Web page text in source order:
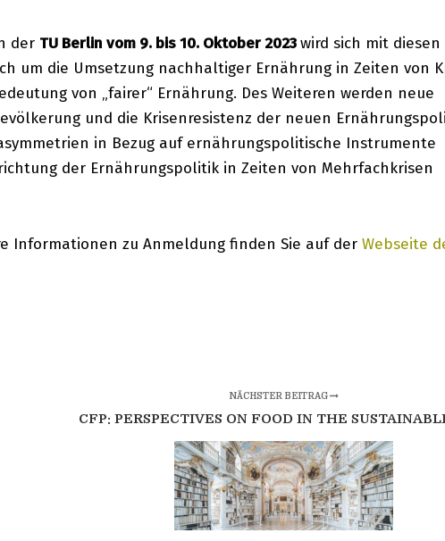
der TU Berlin vom 9. bis 10. Oktober 2023wird sich mit diesen
um die Umsetzung nachhaltiger Ernährung in Zeiten von
von „fairer“ Ernährung. Des Weiteren werden neue
und die Krisenresistenz der neuen
in Bezug auf ernährungspolitische Instrumente
der Ernährungspolitik in Zeiten von Mehrfachkrisen
Informationen zu Anmeldung finden Sie auf der Webseite
NÄCHSTER BEITRAG
CFP: PERSPECTIVES ON FOOD IN THE